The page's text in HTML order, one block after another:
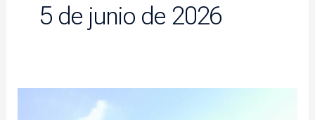
5 de junio de 2026